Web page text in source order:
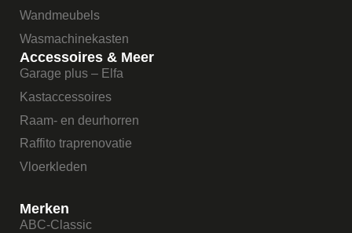
Wandmeubels
Wasmachinekasten
Accessoires & Meer
Garage plus – Elfa
Kastaccessoires
Raam- en deurhorren
Raffito traprenovatie
Vloerkleden
Merken
ABC-Classic